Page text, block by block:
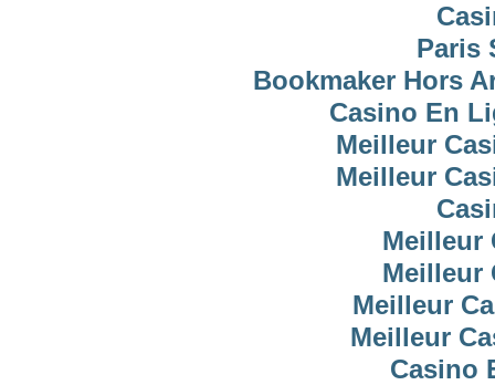
Paris
Bookmaker Hors
Casino En
Meilleur
Meilleur
Meilleur
Meilleur
Meilleur
Meilleur
Casino